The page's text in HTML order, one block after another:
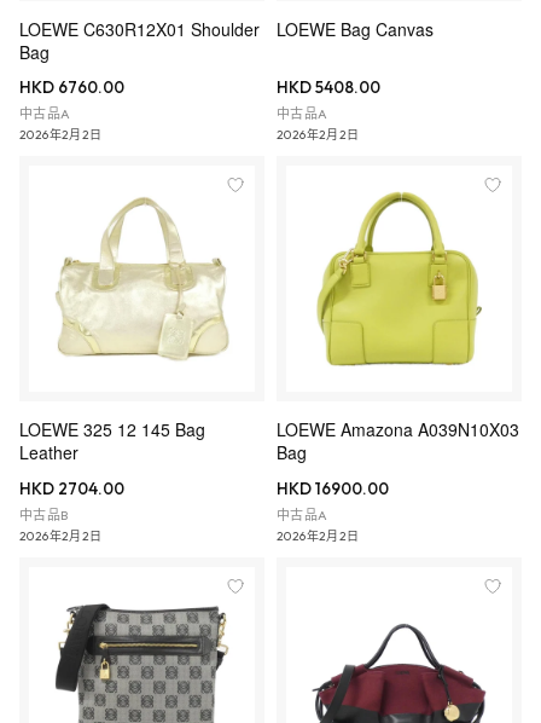
LOEWE C630R12X01 Shoulder
Bag
HKD 6760.00
中古品A
2026年2月2日
LOEWE Bag Canvas
HKD 5408.00
中古品A
2026年2月2日
LOEWE 325 12 145 Bag
Leather
HKD 2704.00
中古品B
2026年2月2日
LOEWE Amazona A039N10X03
Bag
HKD 16900.00
中古品A
2026年2月2日